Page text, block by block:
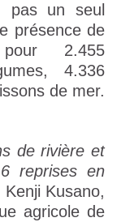
pas un seul
présence de
2.455
4.336
de mer.
de rivière et
reprises en
Kusano,
agricole de